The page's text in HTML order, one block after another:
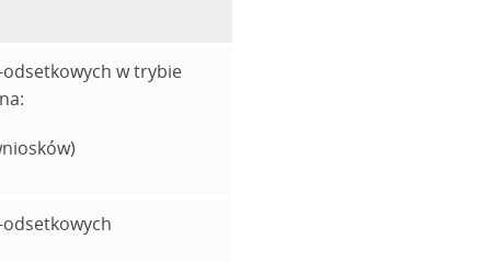
odsetkowych w trybie
odsetkowych